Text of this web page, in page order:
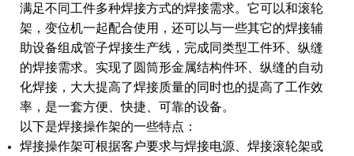
满足不同工件多种焊接方式的焊接需求。它可以和滚轮
架，变位机一起配合使用，还可以与一些其它的焊接辅
助设备组成管子焊接生产线，完成同类型工件环、纵缝
的焊接需求。实现了圆筒形金属结构件环、纵缝的自动
化焊接，大大提高了焊接质量的同时也的提高了工作效
率，是一套方便、快捷、可靠的设备。
以下是焊接操作架的一些特点：
焊接操作架可根据客户要求与焊接电源、焊接滚轮架或